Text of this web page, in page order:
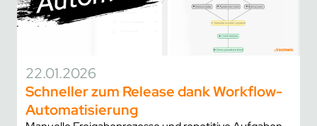
22.01.2026
Schneller zum Release dank Workflow-
Automatisierung